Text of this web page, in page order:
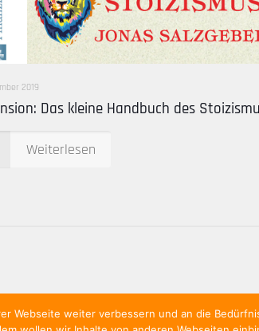
2019
Das kleine Handbuch des
Weiterlesen
Webseite weiter verbessern und an die